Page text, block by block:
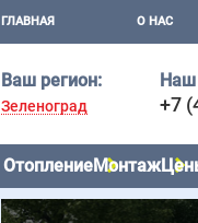
ГЛАВНАЯ О НАС
Ваш регион:
Зеленоград
Наш
+7
ОтоплениеМонтаж